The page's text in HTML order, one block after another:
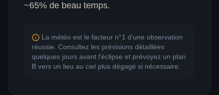
~65% de beau temps.
La météo est le facteur n°1 d'une observation
réussie. Consultez les prévisions détaillées
quelques jours avant l'éclipse et prévoyez un plan
B vers un lieu au ciel plus dégagé si nécessaire.